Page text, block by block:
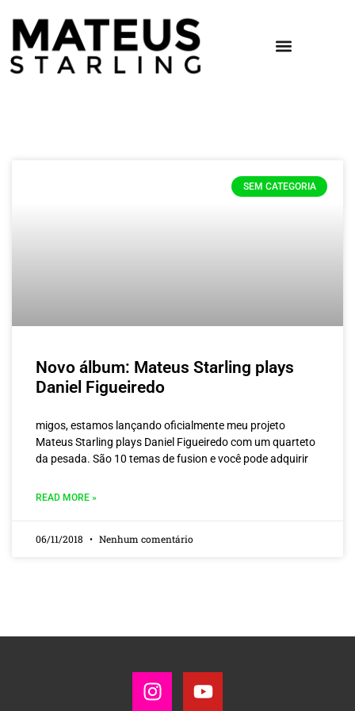
SEM CATEGORIA
Novo álbum: Mateus Starling plays
Daniel Figueiredo
migos, estamos lançando oficialmente meu projeto
Mateus Starling plays Daniel Figueiredo com um quarteto
da pesada. São 10 temas de fusion e você pode adquirir
READ MORE »
06/11/2018 Nenhum comentário